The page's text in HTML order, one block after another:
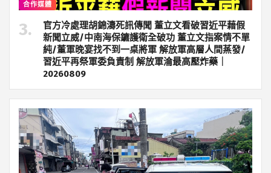
合作媒體
官方冷處理胡錦濤死訊傳聞 董立文看破習近平藉假
新聞立威/中南海保鑣護衛全破功 董立文指案情不單
純/董軍晚宴找不到一桌將軍 解放軍高層人間蒸發/
習近平再祭軍委負責制 解放軍淪最高壓炸藥｜
20260809